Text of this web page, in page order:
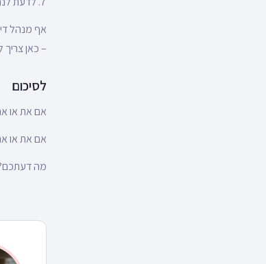
– כאן
לסיכום
אם את או
אם את או
מה